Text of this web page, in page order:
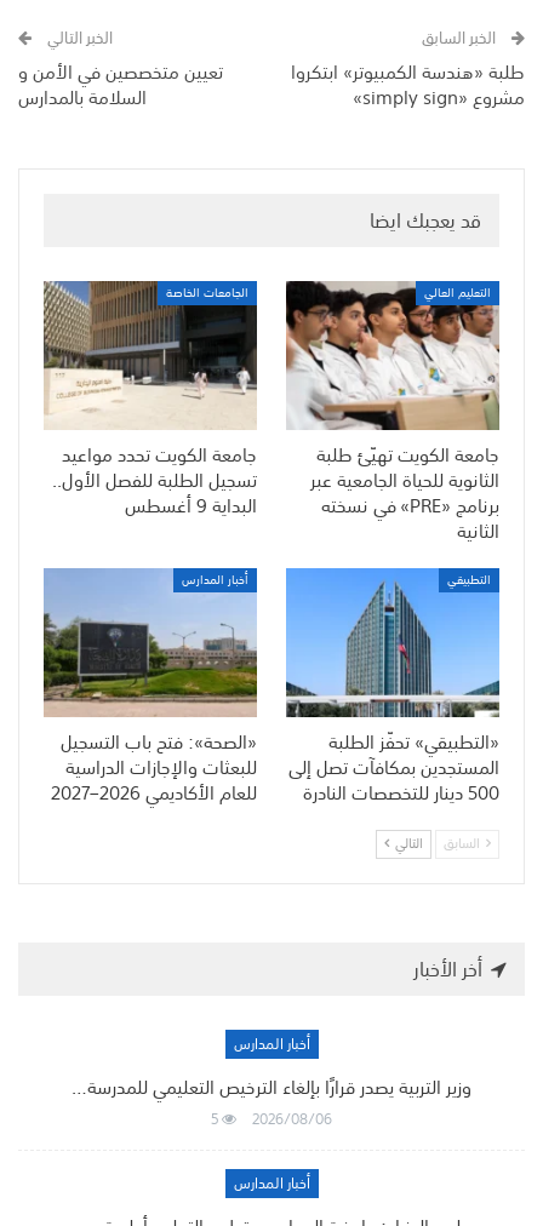
الخبر السابق
طلبة «هندسة الكمبيوتر» ابتكروا
مشروع «simply sign»
الخبر التالي
تعيين متخصصين في الأمن و
السلامة بالمدارس
قد يعجبك ايضا
التعليم العالي
جامعة الكويت تهيّئ طلبة
الثانوية للحياة الجامعية عبر
برنامج «PRE» في نسخته
الثانية
الجامعات الخاصة
جامعة الكويت تحدد مواعيد
تسجيل الطلبة للفصل الأول..
البداية 9 أغسطس
التطبيقي
«التطبيقي» تحفّز الطلبة
المستجدين بمكافآت تصل إلى
500 دينار للتخصصات النادرة
أخبار المدارس
«الصحة»: فتح باب التسجيل
للبعثات والإجازات الدراسية
للعام الأكاديمي 2026–2027
السابق التالي
أخر الأخبار
أخبار المدارس
وزير التربية يصدر قرارًا بإلغاء الترخيص التعليمي للمدرسة…
2026/08/06
5
أخبار المدارس